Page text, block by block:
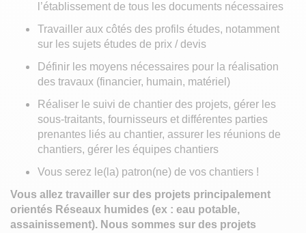
l’établissement de tous les documents nécessaires
Travailler aux côtés des profils études, notamment
sur les sujets études de prix / devis
Définir les moyens nécessaires pour la réalisation
des travaux (financier, humain, matériel)
Réaliser le suivi de chantier des projets, gérer les
sous-traitants, fournisseurs et différentes parties
prenantes liés au chantier, assurer les réunions de
chantiers, gérer les équipes chantiers
Vous serez le(la) patron(ne) de vos chantiers !
Vous allez travailler sur des projets principalement
orientés Réseaux humides (ex : eau potable,
assainissement). Nous sommes sur des projets